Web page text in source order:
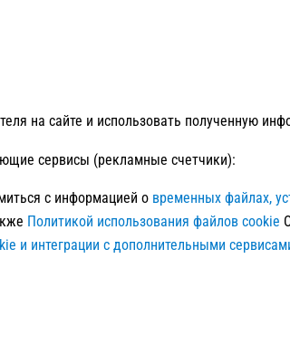
на сайте и использовать полученную
сервисы (рекламные счетчики):
с информацией о временных файлах,
Политикой использования файлов cookie
и интеграции с дополнительными